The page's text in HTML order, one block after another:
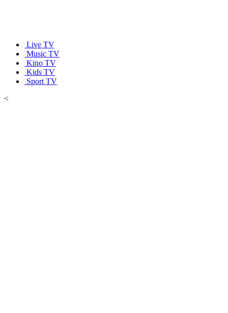
Live TV
Music TV
Kino TV
Kids TV
Sport TV
<